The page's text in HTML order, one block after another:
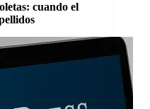
cuando el